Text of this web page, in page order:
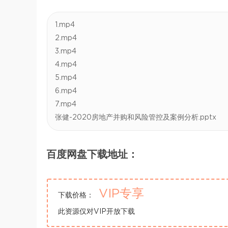
1.mp4
2.mp4
3.mp4
4.mp4
5.mp4
6.mp4
7.mp4
张健-2020房地产并购和风险管控及案例分析.pptx
百度网盘下载地址：
下载价格： VIP专享
此资源仅对VIP开放下载